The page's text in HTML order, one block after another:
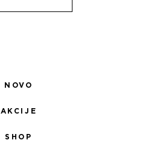
NOVO
AKCIJE
SHOP